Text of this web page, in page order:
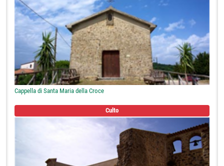
Cappella di Santa Maria della Croce
Culto